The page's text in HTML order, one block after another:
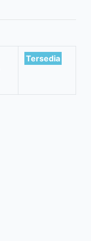
Tersedia